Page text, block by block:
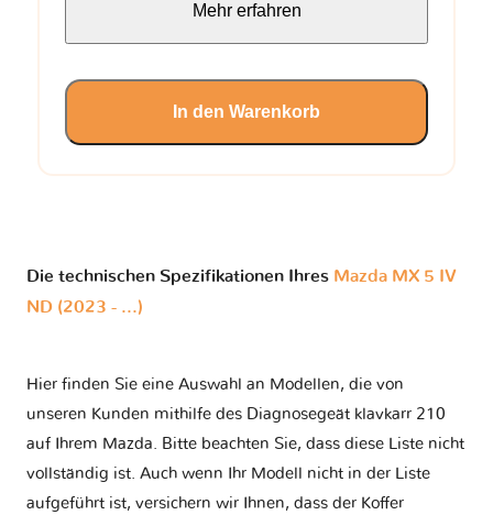
Mehr erfahren
In den Warenkorb
Die technischen Spezifikationen Ihres Mazda MX 5 IV
ND (2023 - ...)
Hier finden Sie eine Auswahl an Modellen, die von
unseren Kunden mithilfe des Diagnosegeät klavkarr 210
auf Ihrem Mazda. Bitte beachten Sie, dass diese Liste nicht
vollständig ist. Auch wenn Ihr Modell nicht in der Liste
aufgeführt ist, versichern wir Ihnen, dass der Koffer